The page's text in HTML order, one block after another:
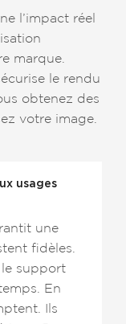
l’impact réel
marque.
le rendu
obtenez des
votre image.
usages
une
fidèles.
le support
En
Ils